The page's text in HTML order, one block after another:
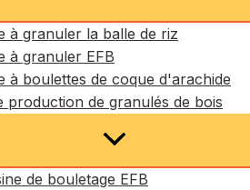
à granuler la balle de riz
à granuler EFB
à boulettes de coque d'arachide
production de granulés de bois
de bouletage EFB